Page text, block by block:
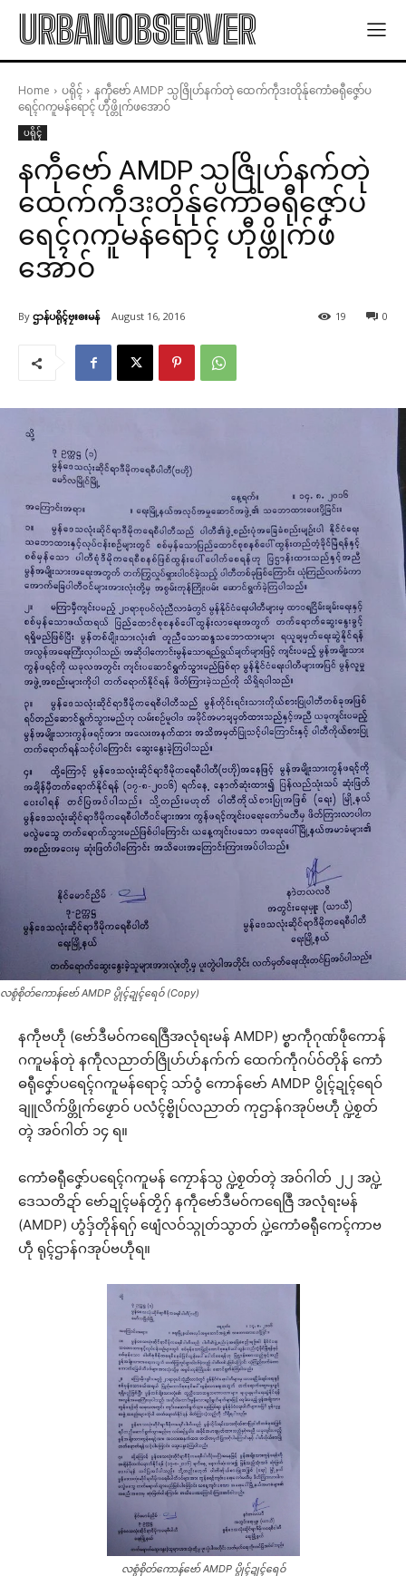
URBANOBSERVER
Home ပရိုၚ်
နကဵုဗော် AMDP သ္ပဇြိုဟ်နက်တုဲ ထေက်ကဵုဒးတိုန်ုကောံဓရီုဇၞော်ပ
ရေၚ်ဂကူမန်ရောၚ် ဟီုဖ္တိုက်ဖအောဝ်
ပရိုၚ်
နကဵုဗော် AMDP သ္ပဇြိုဟ်နက်တုဲ
ထေက်ကဵုဒးတိုန်ုကောံဓရီုဇၞော်ပ
ရေၚ်ဂကူမန်ရောၚ် ဟီုဖ္တိုက်ဖ
အောဝ်
By ဌာန်ပရိုၚ်ဗၠးၜးမန် August 16, 2016 0
19
လစွံစိုတ်ကောန်ဗော် AMDP ပွိုၚ်ဍုၚ်ရေဝ် (Copy)
နကဵုဗဟဵု (ဗော်ဒဳမဝ်ကရေဇြဳအလုံရးမန် AMDP) ဗ္စာကဵုဂုဏ်ဖဵုကောန်
ဂကူမန်တုဲ နကဵုလညာတ်ဇြိုဟ်ဟ်နက်က် ထေက်ကဵုဂပ်ဝ်တိုန် ကောံ
ဓရီုဇၞော်ပရေၚ်ဂကူမန်ရောၚ် သာ်ဝွံ ကောန်ဗော် AMDP ပွိုၚ်ဍုၚ်ရေဝ်
ချူလိက်ဖ္တိုက်ဖၟောဝ် ပလံၚ်ဗ္စိုပ်လညာတ် ကုဌာန်ဂအုပ်ဗဟဵု ပ္ဍဲစၟတ်
တ္ၚဲ အဝ်ဂါတ် ၁၄ ရ။
ကောံဓရီုဇၞော်ပရေၚ်ဂကူမန် ကၠောန်သ္ပ ပ္ဍဲစၟတ်တ္ၚဲ အဝ်ဂါတ် ၂၂ အပ္ဍဲ
ဒေသတိဍာ် ဗော်ဍုၚ်မန်တၟိဂှ် နကဵုဗော်ဒဳမဝ်ကရေဇြဳ အလုံရးမန်
(AMDP) ဟွံဒှ်တိုန်ရဂှ် ဖျေံလဝ်သ္ဂုတ်သွာတ် ပ္ဍဲကောံဓရီုကေၚ်ကာဗ
ဟဵု ရုၚ်ဌာန်ဂအုပ်ဗဟဵုရ။
လစွံစိုတ်ကောန်ဗော် AMDP ပွိုၚ်ဍုၚ်ရေဝ်